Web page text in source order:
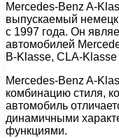
Mercedes-Benz A-
выпускаемый
с 1997 года. Он
автомобилей
B-Klasse, CLA-
Mercedes-Benz A-
комбинацию стиля,
автомобиль
динамичными
функциями.